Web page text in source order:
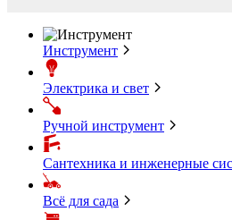
Инструмент
Электрика и свет
Ручной инструмент
Сантехника и инженерные
Всё для сада